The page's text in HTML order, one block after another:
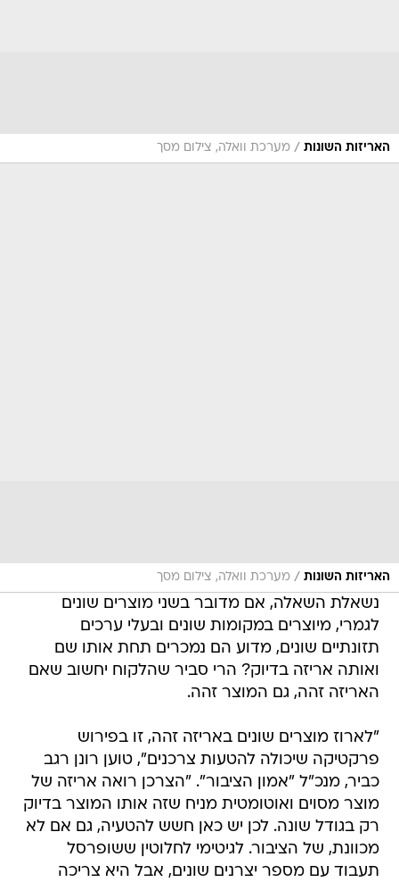
האריזות השונות / מערכת וואלה, צילום מסך
האריזות השונות / מערכת וואלה, צילום מסך
נשאלת השאלה, אם מדובר בשני מוצרים שונים
לגמרי, מיוצרים במקומות שונים ובעלי ערכים
תזונתיים שונים, מדוע הם נמכרים תחת אותו שם
ואותה אריזה בדיוק? הרי סביר שהלקוח יחשוב שאם
האריזה זהה, גם המוצר זהה.
"לארוז מוצרים שונים באריזה זהה, זו בפירוש
פרקטיקה שיכולה להטעות צרכנים", טוען רונן רגב
כביר, מנכ"ל "אמון הציבור". "הצרכן רואה אריזה של
מוצר מסוים ואוטומטית מניח שזה אותו המוצר בדיוק
רק בגודל שונה. לכן יש כאן חשש להטעיה, גם אם לא
מכוונת, של הציבור. לגיטימי לחלוטין ששופרסל
תעבוד עם מספר יצרנים שונים, אבל היא צריכה